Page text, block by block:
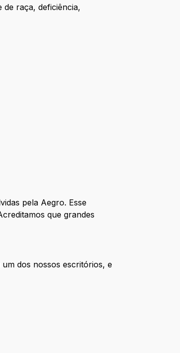
de raça, deficiência,
pela Aegro. Esse
que grandes
dos nossos escritórios, e